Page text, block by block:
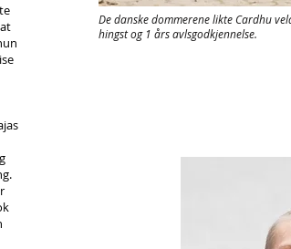
De danske dommerene likte Cardhu
hingst og 1 års avlsgodkjennelse.